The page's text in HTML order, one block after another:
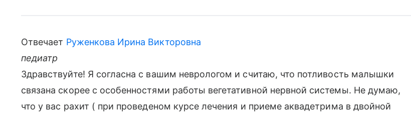
Отвечает Руженкова Ирина Викторовна
педиатр
Здравствуйте! Я согласна с вашим неврологом и считаю, что потливость малышки
связана скорее с особенностями работы вегетативной нервной системы. Не думаю,
что у вас рахит ( при проведеном курсе лечения и приеме аквадетрима в двойной